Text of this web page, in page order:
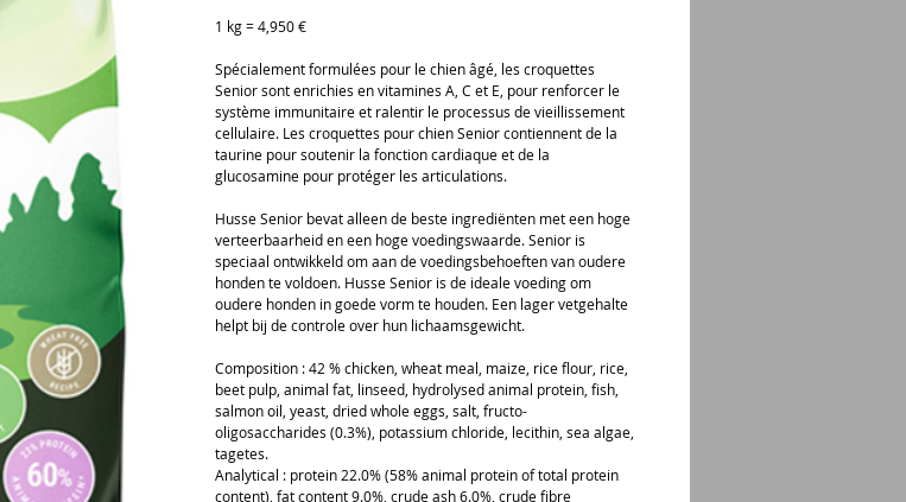
1 kg = 4,950 €
Spécialement formulées pour le chien âgé, les croquettes
Senior sont enrichies en vitamines A, C et E, pour renforcer le
système immunitaire et ralentir le processus de vieillissement
cellulaire. Les croquettes pour chien Senior contiennent de la
taurine pour soutenir la fonction cardiaque et de la
glucosamine pour protéger les articulations.
Husse Senior bevat alleen de beste ingrediënten met een hoge
verteerbaarheid en een hoge voedingswaarde. Senior is
speciaal ontwikkeld om aan de voedingsbehoeften van oudere
honden te voldoen. Husse Senior is de ideale voeding om
oudere honden in goede vorm te houden. Een lager vetgehalte
helpt bij de controle over hun lichaamsgewicht.
Composition : 42 % chicken, wheat meal, maize, rice flour, rice,
beet pulp, animal fat, linseed, hydrolysed animal protein, fish,
salmon oil, yeast, dried whole eggs, salt, fructo-
oligosaccharides (0.3%), potassium chloride, lecithin, sea algae,
tagetes.
Analytical : protein 22.0% (58% animal protein of total protein
content), fat content 9.0%, crude ash 6.0%, crude fibre